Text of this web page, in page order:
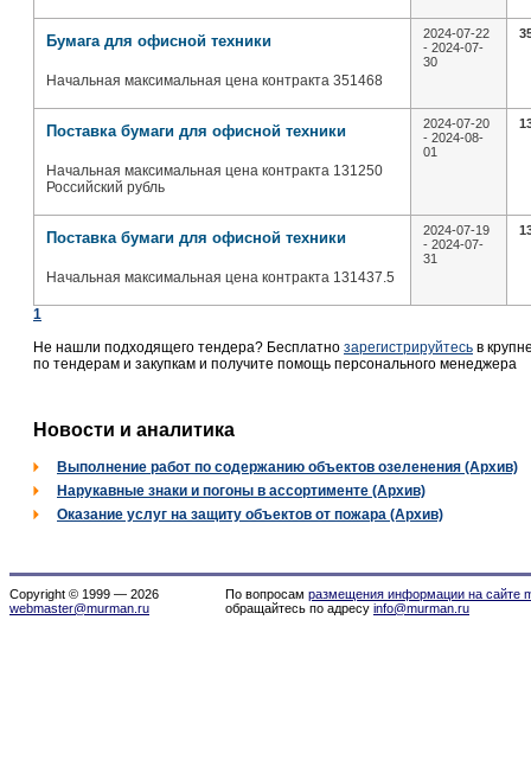
Бумага для офисной техники
Начальная максимальная цена контракта 351468
2024-07-22
- 2024-07-
30
Поставка бумаги для офисной техники
Начальная максимальная цена контракта 131250
Российский рубль
2024-07-20
- 2024-08-
01
Поставка бумаги для офисной техники
Начальная максимальная цена контракта 131437.5
2024-07-19
- 2024-07-
31
1
Не нашли подходящего тендера? Бесплатно зарегистрируйтесь в
по тендерам и закупкам и получите помощь персонального менеджера
Новости и аналитика
Выполнение работ по содержанию объектов озеленения (Архив)
Нарукавные знаки и погоны в ассортименте (Архив)
Оказание услуг на защиту объектов от пожара (Архив)
Copyright © 1999 — 2026
webmaster@murman.ru
По вопросам размещения информации на сайте
обращайтесь по адресу info@murman.ru